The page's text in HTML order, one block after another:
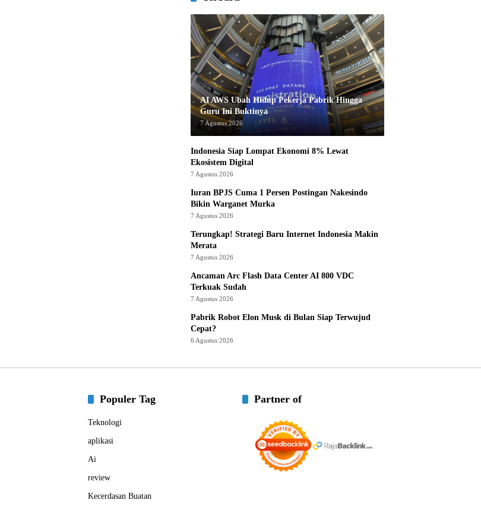
AI AWS Ubah Hidup Pekerja Pabrik Hingga
Guru Ini Buktinya
7 Agustus 2026
Indonesia Siap Lompat Ekonomi 8% Lewat
Ekosistem Digital
7 Agustus 2026
Iuran BPJS Cuma 1 Persen Postingan Nakesindo
Bikin Warganet Murka
7 Agustus 2026
Terungkap! Strategi Baru Internet Indonesia Makin
Merata
7 Agustus 2026
Ancaman Arc Flash Data Center AI 800 VDC
Terkuak Sudah
7 Agustus 2026
Pabrik Robot Elon Musk di Bulan Siap Terwujud
Cepat?
6 Agustus 2026
Populer Tag
Teknologi
aplikasi
Ai
review
Kecerdasan Buatan
Partner of